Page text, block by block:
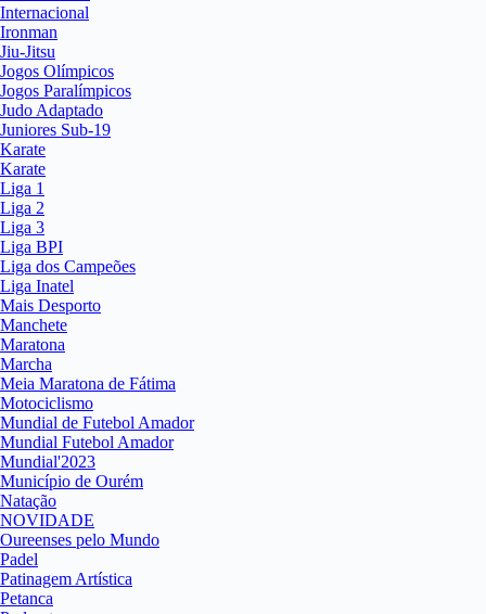
Internacional
Ironman
Jiu-Jitsu
Jogos Olímpicos
Jogos Paralímpicos
Judo Adaptado
Juniores Sub-19
Karate
Karate
Liga 1
Liga 2
Liga 3
Liga BPI
Liga dos Campeões
Liga Inatel
Mais Desporto
Manchete
Maratona
Marcha
Meia Maratona de Fátima
Motociclismo
Mundial de Futebol Amador
Mundial Futebol Amador
Mundial'2023
Município de Ourém
Natação
NOVIDADE
Oureenses pelo Mundo
Padel
Patinagem Artística
Petanca